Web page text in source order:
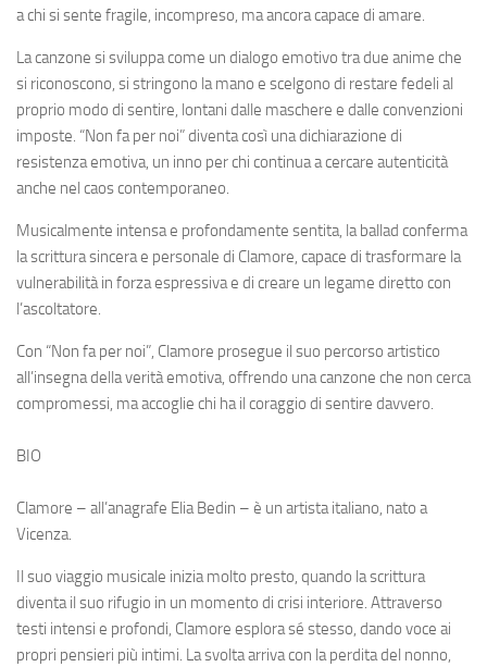
a chi si sente fragile, incompreso, ma ancora capace di amare.
La canzone si sviluppa come un dialogo emotivo tra due anime che
si riconoscono, si stringono la mano e scelgono di restare fedeli al
proprio modo di sentire, lontani dalle maschere e dalle convenzioni
imposte. “Non fa per noi” diventa così una dichiarazione di
resistenza emotiva, un inno per chi continua a cercare autenticità
anche nel caos contemporaneo.
Musicalmente intensa e profondamente sentita, la ballad conferma
la scrittura sincera e personale di Clamore, capace di trasformare la
vulnerabilità in forza espressiva e di creare un legame diretto con
l’ascoltatore.
Con “Non fa per noi”, Clamore prosegue il suo percorso artistico
all’insegna della verità emotiva, offrendo una canzone che non cerca
compromessi, ma accoglie chi ha il coraggio di sentire davvero.
BIO
Clamore – all’anagrafe Elia Bedin – è un artista italiano, nato a
Vicenza.
Il suo viaggio musicale inizia molto presto, quando la scrittura
diventa il suo rifugio in un momento di crisi interiore. Attraverso
testi intensi e profondi, Clamore esplora sé stesso, dando voce ai
propri pensieri più intimi. La svolta arriva con la perdita del nonno,